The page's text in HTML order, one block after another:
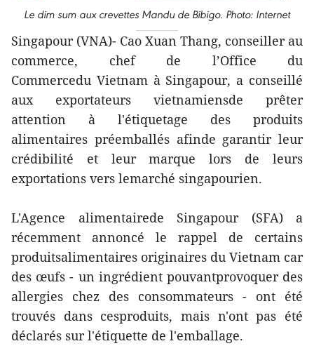
Le dim sum aux crevettes Mandu de Bibigo. Photo: Internet
Singapour (VNA)- Cao Xuan Thang, conseiller au
commerce, chef de l’Office du
Commercedu Vietnam à Singapour, a conseillé
aux exportateurs vietnamiensde prêter
attention à l'étiquetage des produits
alimentaires préemballés afinde garantir leur
crédibilité et leur marque lors de leurs
exportations vers lemarché singapourien.
L'Agence alimentairede Singapour (SFA) a
récemment annoncé le rappel de certains
produitsalimentaires originaires du Vietnam car
des œufs - un ingrédient pouvantprovoquer des
allergies chez des consommateurs - ont été
trouvés dans cesproduits, mais n'ont pas été
déclarés sur l'étiquette de l'emballage.